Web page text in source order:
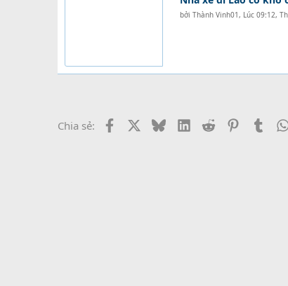
bởi Thành Vinh01, Lúc 09:12,
Chia sẻ: Facebook BlueskyLinkedIn
Reddit Pinterest